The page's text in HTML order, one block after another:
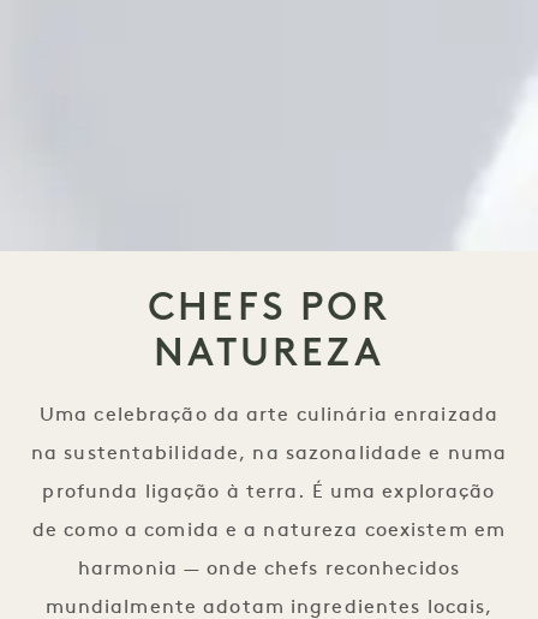
CHEFS POR
NATUREZA
Uma celebração da arte culinária enraizada
na sustentabilidade, na sazonalidade e numa
profunda ligação à terra. É uma exploração
de como a comida e a natureza coexistem em
harmonia — onde chefs reconhecidos
mundialmente adotam ingredientes locais,